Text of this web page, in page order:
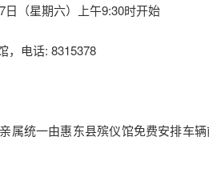
（星期六）上午9:30时开始
电话: 8315378
统一由惠东县殡仪馆免费安排车